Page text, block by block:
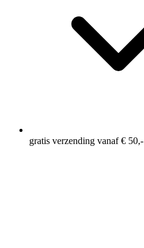
gratis verzending vanaf € 50,-